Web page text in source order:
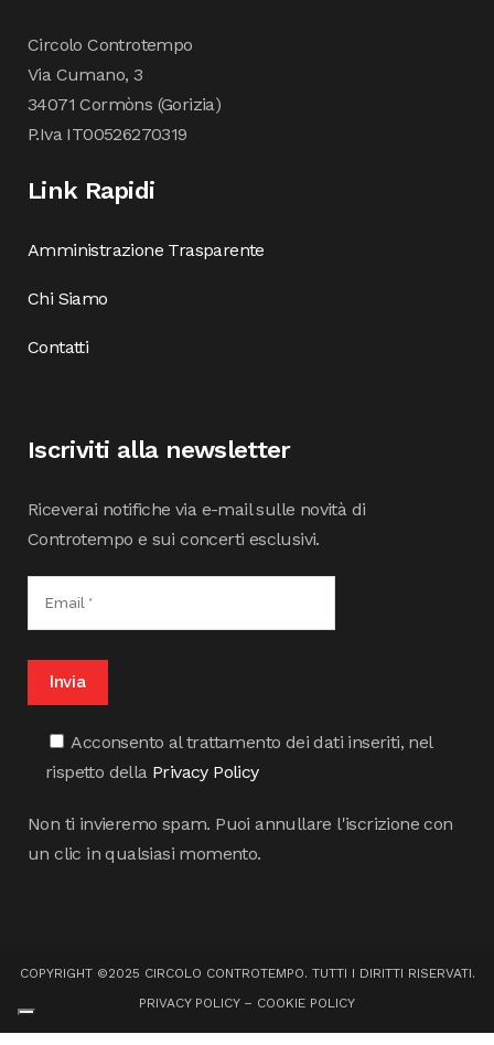
Circolo Controtempo
Via Cumano, 3
34071 Cormòns (Gorizia)
P.Iva IT00526270319
Link Rapidi
Amministrazione Trasparente
Chi Siamo
Contatti
Iscriviti alla newsletter
Riceverai notifiche via e-mail sulle novità di
Controtempo e sui concerti esclusivi.
Acconsento al trattamento dei dati inseriti, nel
rispetto della Privacy Policy
Non ti invieremo spam. Puoi annullare l'iscrizione con
un clic in qualsiasi momento.
COPYRIGHT ©2025 CIRCOLO CONTROTEMPO. TUTTI I DIRITTI RISERVATI.
PRIVACY POLICY– COOKIE POLICY